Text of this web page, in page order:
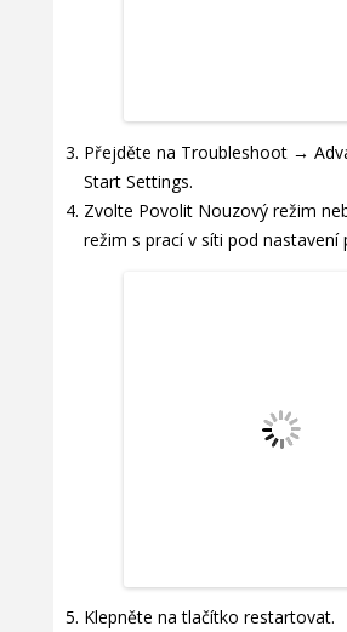
Přejděte na Troubleshoot →
Start Settings.
Zvolte Povolit Nouzový režim
režim s prací v síti pod nastavení
Klepněte na tlačítko restartovat.